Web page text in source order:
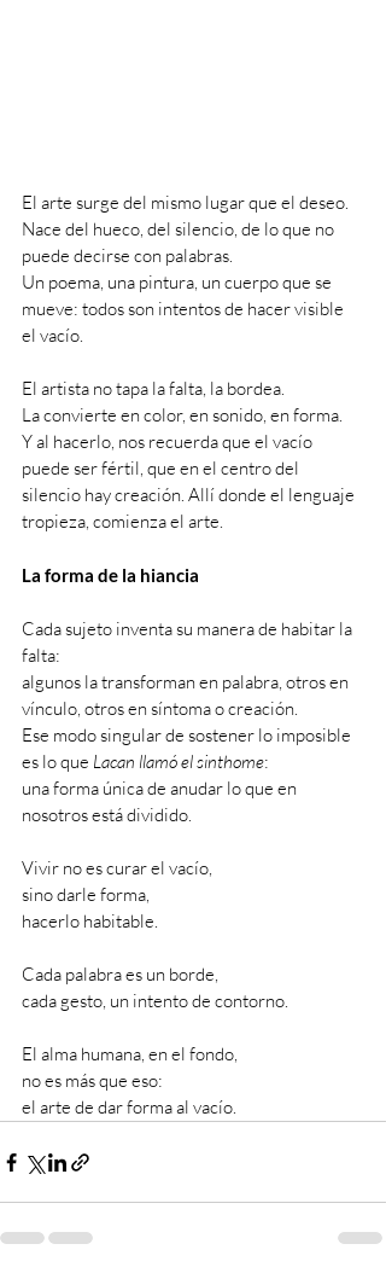
El arte surge del mismo lugar que el deseo.
Nace del hueco, del silencio, de lo que no
puede decirse con palabras.
Un poema, una pintura, un cuerpo que se
mueve: todos son intentos de hacer visible
el vacío.
El artista no tapa la falta, la bordea.
La convierte en color, en sonido, en forma.
Y al hacerlo, nos recuerda que el vacío
puede ser fértil, que en el centro del
silencio hay creación. Allí donde el lenguaje
tropieza, comienza el arte.
La forma de la hiancia
Cada sujeto inventa su manera de habitar la
falta:
algunos la transforman en palabra, otros en
vínculo, otros en síntoma o creación.
Ese modo singular de sostener lo imposible
es lo que Lacan llamó el sinthome:
una forma única de anudar lo que en
nosotros está dividido.
Vivir no es curar el vacío,
sino darle forma,
hacerlo habitable.
Cada palabra es un borde,
cada gesto, un intento de contorno.
El alma humana, en el fondo,
no es más que eso:
el arte de dar forma al vacío.